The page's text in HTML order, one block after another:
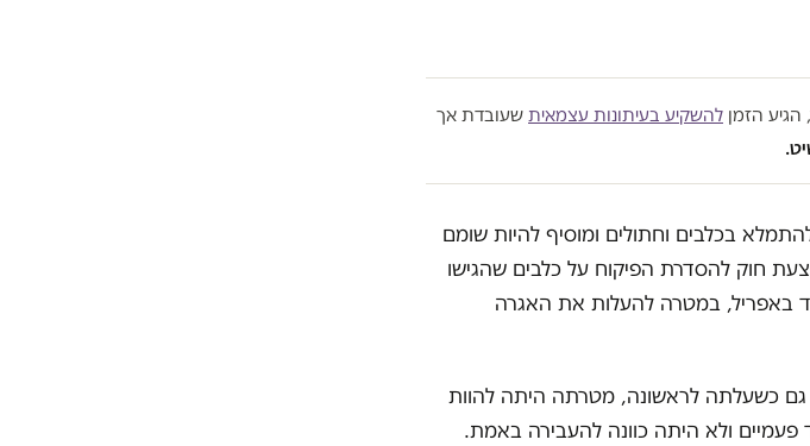
הזמן להשקיע בעיתונות עצמאית שעובדת אך
בכלבים וחתולים ומוסיף להיות שומם
חוק להסדרת הפיקוח על כלבים שהגישו
באפריל, במטרה להעלות את האגרה
גם כשעלתה לראשונה, מטרתה היתה להוות
ולא היתה כוונה להעבירה באמת.